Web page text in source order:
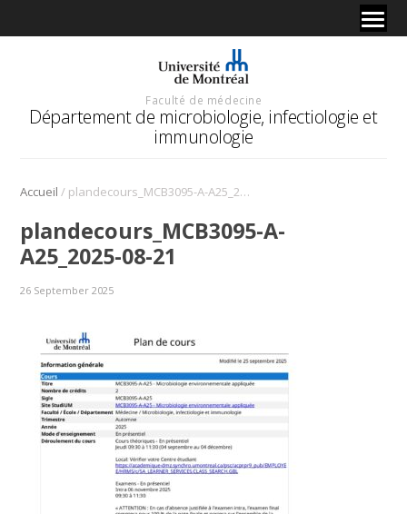
Faculté de médecine
Département de microbiologie, infectiologie et
immunologie
Accueil / plandecours_MCB3095-A-A25_2025-08-21
plandecours_MCB3095-A-
A25_2025-08-21
26 September 2025